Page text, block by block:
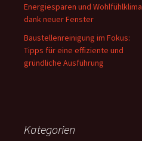
Energiesparen und Wohlfühlklima
dank neuer Fenster
Baustellenreinigung im Fokus:
Tipps für eine effiziente und
gründliche Ausführung
Kategorien